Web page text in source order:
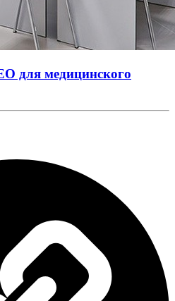
для медицинского